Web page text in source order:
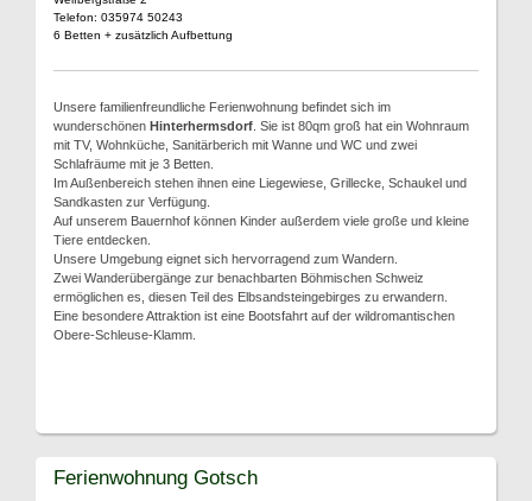
Telefon: 035974 50243
6 Betten + zusätzlich Aufbettung
Unsere familienfreundliche Ferienwohnung befindet sich im
wunderschönen Hinterhermsdorf . Sie ist 80qm groß hat ein Wohnraum
mit TV, Wohnküche, Sanitärberich mit Wanne und WC und zwei
Schlafräume mit je 3 Betten.
Im Außenbereich stehen ihnen eine Liegewiese, Grillecke, Schaukel und
Sandkasten zur Verfügung.
Auf unserem Bauernhof können Kinder außerdem viele große und kleine
Tiere entdecken.
Unsere Umgebung eignet sich hervorragend zum Wandern.
Zwei Wanderübergänge zur benachbarten Böhmischen Schweiz
ermöglichen es, diesen Teil des Elbsandsteingebirges zu erwandern.
Eine besondere Attraktion ist eine Bootsfahrt auf der wildromantischen
Obere-Schleuse-Klamm.
Ferienwohnung Gotsch